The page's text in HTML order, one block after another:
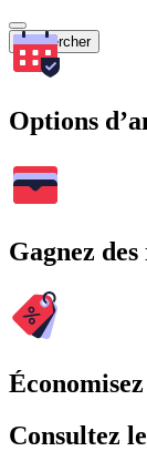
Rechercher
Options
Gagnez
Consultez